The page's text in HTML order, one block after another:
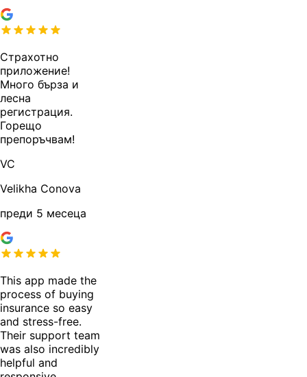
Страхотно
приложение!
Много бърза и
лесна
регистрация.
Горещо
препоръчвам!
VC
Velikha Conova
преди 5 месеца
This app made the
process of buying
insurance so easy
and stress-free.
Their support team
was also incredibly
helpful and